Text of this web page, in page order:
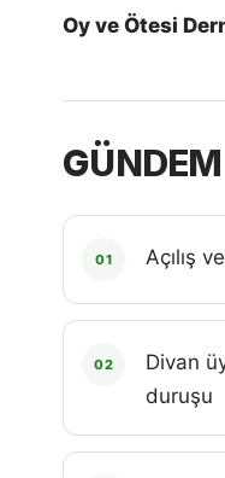
Oy ve Ötesi
GÜNDEM
01 Açılış
02
Divan
duruşu